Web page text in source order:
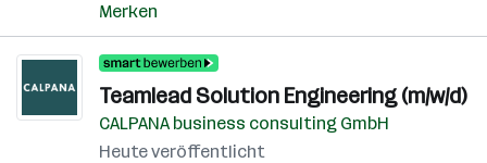
Merken
Teamlead Solution Engineering (m/w/d)
CALPANA business consulting GmbH
Heute veröffentlicht